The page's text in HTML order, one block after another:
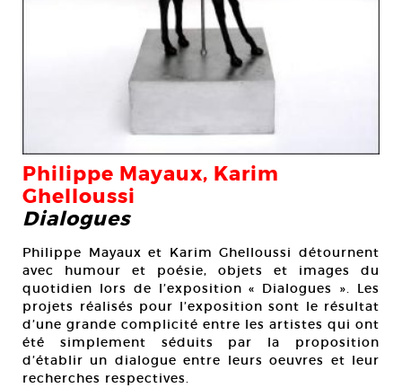
Philippe Mayaux, Karim
Ghelloussi
Dialogues
Philippe Mayaux et Karim Ghelloussi détournent
avec humour et poésie, objets et images du
quotidien lors de l’exposition « Dialogues ». Les
projets réalisés pour l’exposition sont le résultat
d’une grande complicité entre les artistes qui ont
été simplement séduits par la proposition
d’établir un dialogue entre leurs oeuvres et leur
recherches respectives.